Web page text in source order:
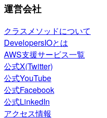
運営会社
クラスメソッドについて
DevelopersIOとは
AWS支援サービス一覧
公式X(Twitter)
公式YouTube
公式Facebook
公式LinkedIn
アクセス情報